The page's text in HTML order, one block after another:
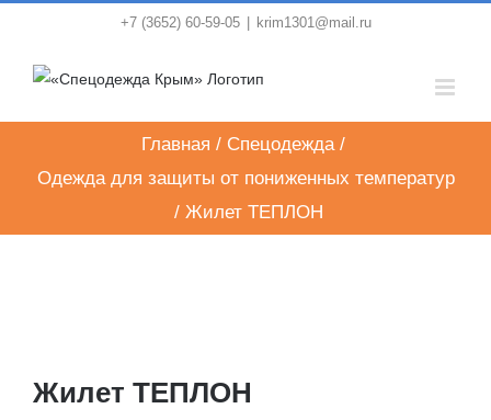
content
+7 (3652) 60-59-05 krim1301@mail.ru
Главная / Спецодежда /
Одежда для защиты от пониженных температур
/ Жилет ТЕПЛОН
Жилет ТЕПЛОН